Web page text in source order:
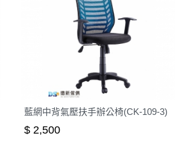
藍網中背氣壓扶手辦公椅(CK-109-3)
$ 2,500